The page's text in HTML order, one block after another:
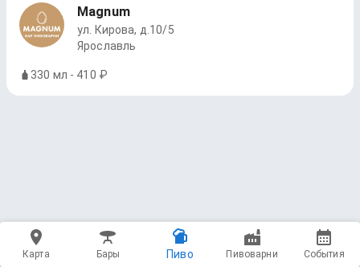
Magnum
ул. Кирова, д.10/5
Ярославль
330 мл - 410 ₽
Карта Бары Пиво Пивоварни События